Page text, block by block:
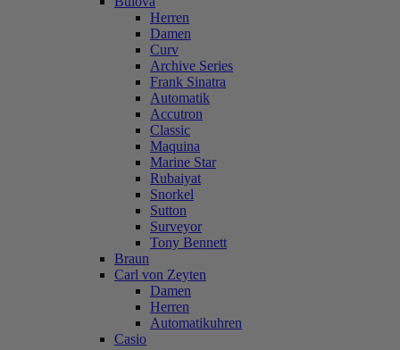
Herren
Damen
Curv
Archive Series
Frank Sinatra
Automatik
Accutron
Classic
Maquina
Marine Star
Rubaiyat
Snorkel
Sutton
Surveyor
Tony Bennett
Braun
Carl von Zeyten
Damen
Herren
Automatikuhren
Casio